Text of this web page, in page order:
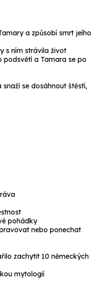
a způsobí smrt jeího
s ním strávila život
podsvětí a Tamara se po
se dosáhnout štěstí,
pohádky
nebo ponechat
zachytit 10 německých
mytologií